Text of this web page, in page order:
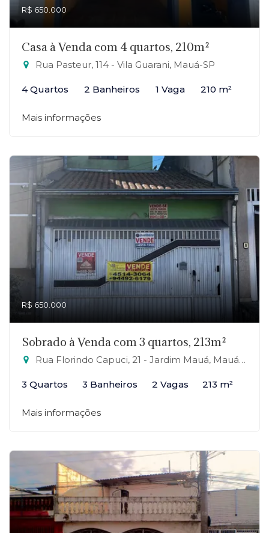
R$ 650.000
Casa à Venda com 4 quartos, 210m²
Rua Pasteur, 114 - Vila Guarani, Mauá-SP
4 Quartos 2 Banheiros 1 Vaga 210 m²
Mais informações
R$ 650.000
Sobrado à Venda com 3 quartos, 213m²
Rua Florindo Capuci, 21 - Jardim Mauá, Mauá-SP
3 Quartos 3 Banheiros 2 Vagas 213 m²
Mais informações